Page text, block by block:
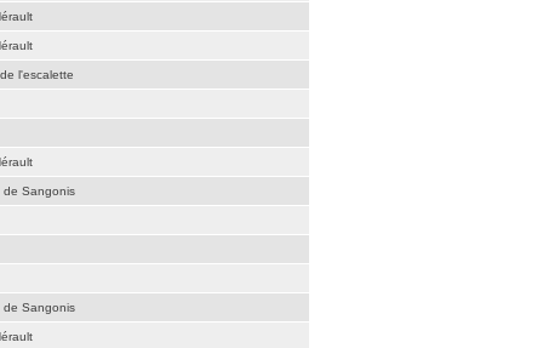
l'escalette
de Sangonis
de Sangonis